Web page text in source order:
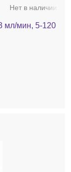
Нет в наличии
мл/мин, 5-120